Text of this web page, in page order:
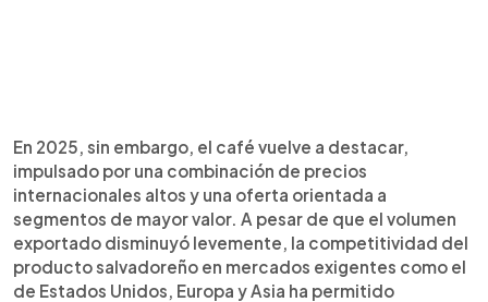
En 2025, sin embargo, el café vuelve a destacar,
impulsado por una combinación de precios
internacionales altos y una oferta orientada a
segmentos de mayor valor. A pesar de que el volumen
exportado disminuyó levemente, la competitividad del
producto salvadoreño en mercados exigentes como el
de Estados Unidos, Europa y Asia ha permitido